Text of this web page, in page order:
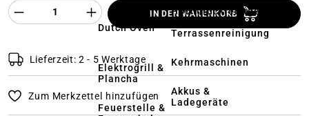
Dutch Oven
Elektrogrill &
Plancha
Feuerstelle &
Hochdruckreiniger
Terrassenreinigung
Kehrmaschinen
Akkus &
Ladegeräte
Produkt Anzahl des Produktes
IN DEN WARENKORB
Lieferzeit: 2 - 5 Werktage
Zum Merkzettel hinzufügen